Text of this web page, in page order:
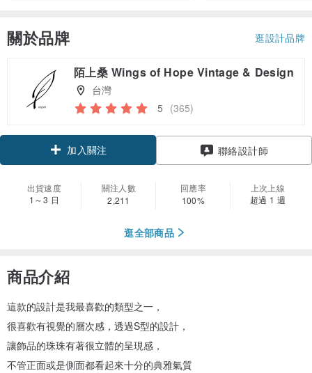
關於品牌 逛設計品牌
陌上桑 Wings of Hope Vintage & Design
台灣
5 (365)
加入關注 聯絡設計師
出貨速度
1～3 日
關注人數
2,211
回應率
100%
上次上線
超過 1 週
逛全部商品
商品介紹
這款的設計是我最喜歡的類型之一，
很喜歡有視覺的層次感，透過S型的設計，
讓飾品的珠珠有著很立體的呈現感，
不管正面或是側面都看起來十分的典雅氣質